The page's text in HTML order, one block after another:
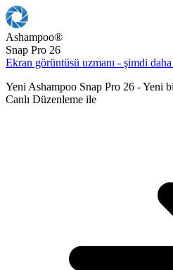
Ashampoo®
Snap Pro 26
Ekran görüntüsü uzmanı - şimdi daha
Yeni Ashampoo Snap Pro 26 - Yeni
Canlı Düzenleme ile